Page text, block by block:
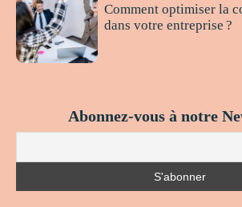
Comment optimiser la
dans votre entreprise ?
Abonnez-vous à notre